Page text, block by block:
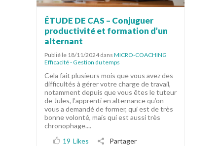
ÉTUDE DE CAS – Conjuguer
productivité et formation d’un
alternant
Publié le 18/11/2024dans MICRO-COACHING
Efficacité - Gestion du temps
Cela fait plusieurs mois que vous avez des
difficultés à gérer votre charge de travail,
notamment depuis que vous êtes le tuteur
de Jules, l’apprenti en alternance qu’on
vous a demandé de former, qui est de très
bonne volonté, mais qui est aussi très
chronophage....
19 Likes Partager